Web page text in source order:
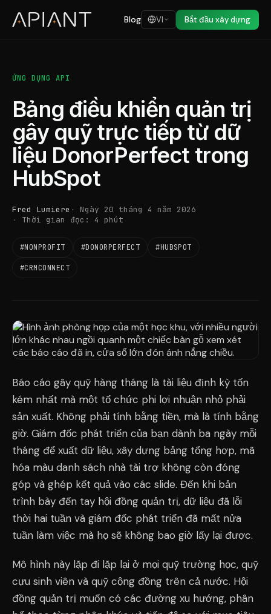
Blog VI Bắt đầu xây dựng
ỨNG DỤNG API
Bảng điều khiển quản trị
gây quỹ trực tiếp từ dữ
liệu DonorPerfect trong
HubSpot
Fred Lumiere
Ngày 20 tháng 4 năm 2026
Thời gian đọc: 4 phút
#NONPROFIT #DONORPERFECT #HUBSPOT
#CRMCONNECT
Báo cáo gây quỹ hàng tháng là tài liệu định kỳ tốn
kém nhất mà một tổ chức phi lợi nhuận nhỏ phải
sản xuất. Không phải tính bằng tiền, mà là tính bằng
giờ. Giám đốc phát triển của bạn dành ba ngày mỗi
tháng để xuất dữ liệu, xây dựng bảng tổng hợp, mã
hóa màu danh sách nhà tài trợ không còn đóng
góp và ghép kết quả vào các slide. Đến khi bản
trình bày đến tay hội đồng quản trị, dữ liệu đã lỗi
thời hai tuần và giám đốc phát triển đã mất nửa
tuần làm việc mà họ sẽ không bao giờ lấy lại được.
Mô hình này lặp đi lặp lại ở mọi quỹ trường học, quỹ
cựu sinh viên và quỹ cộng đồng trên cả nước. Hội
đồng quản trị muốn có các đường xu hướng, phân